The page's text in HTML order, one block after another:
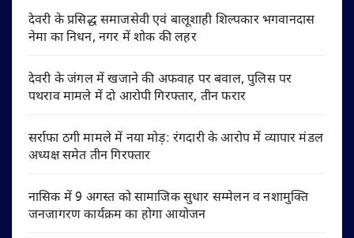
देवरी के प्रसिद्ध समाजसेवी एवं बालूशाही शिल्पकार भगवानदास
नेमा का निधन, नगर में शोक की लहर
देवरी के जंगल में खजाने की अफवाह पर बवाल, पुलिस पर
पथराव मामले में दो आरोपी गिरफ्तार, तीन फरार
सर्राफा ठगी मामले में नया मोड़: रंगदारी के आरोप में व्यापार मंडल
अध्यक्ष समेत तीन गिरफ्तार
नासिक में 9 अगस्त को सामाजिक सुधार सम्मेलन व नशामुक्ति
जनजागरण कार्यक्रम का होगा आयोजन